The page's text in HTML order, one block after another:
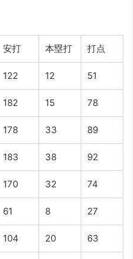
安打 本塁打 打点
122 12 51
182 15 78
178 33 89
183 38 92
170 32 74
61 8 27
104 20 63